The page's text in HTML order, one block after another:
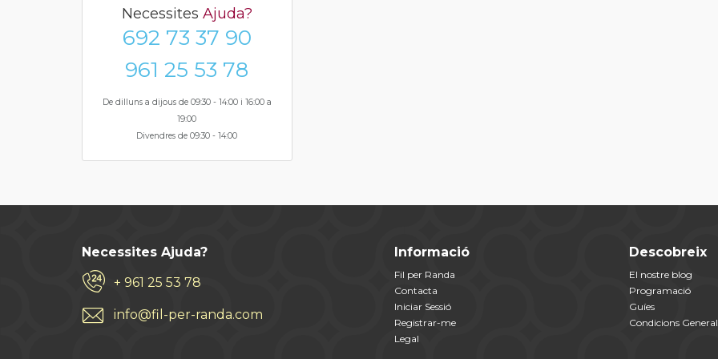
Necessites Ajuda?
692 73 37 90
961 25 53 78
De dilluns a dijous de 09:30 - 14:00 i 16:00 a
19:00
Divendres de 09:30 - 14:00
Necessites Ajuda?
+ 961 25 53 78
info@fil-per-randa.com
Informació
Fil per Randa
Contacta
Iniciar Sessió
Registrar-me
Legal
Descobreix
El nostre blog
Programació
Guíes
Condicions